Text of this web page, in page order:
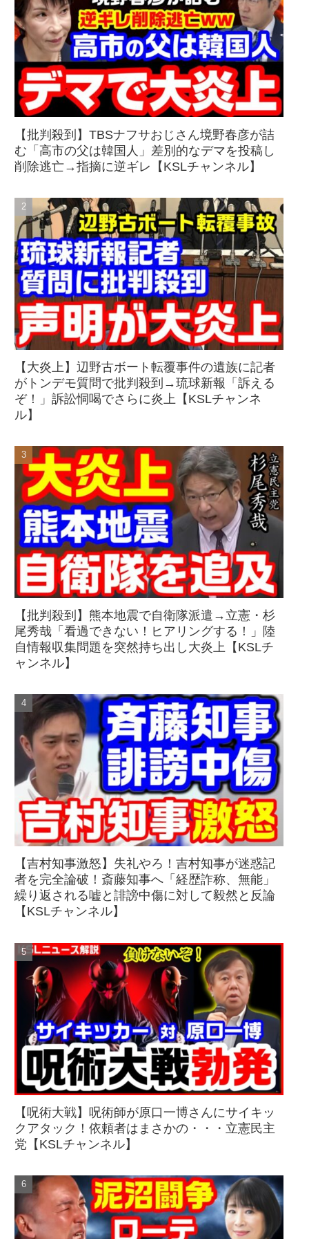
【批判殺到】TBSナフサおじさん境野春彦が詰
む「高市の父は韓国人」差別的なデマを投稿し
削除逃亡→指摘に逆ギレ【KSLチャンネル】
【大炎上】辺野古ボート転覆事件の遺族に記者
がトンデモ質問で批判殺到→琉球新報「訴える
ぞ！」訴訟恫喝でさらに炎上【KSLチャンネ
ル】
【批判殺到】熊本地震で自衛隊派遣→立憲・杉
尾秀哉「看過できない！ヒアリングする！」陸
自情報収集問題を突然持ち出し大炎上【KSLチ
ャンネル】
【吉村知事激怒】失礼やろ！吉村知事が迷惑記
者を完全論破！斎藤知事へ「経歴詐称、無能」
繰り返される嘘と誹謗中傷に対して毅然と反論
【KSLチャンネル】
【呪術大戦】呪術師が原口一博さんにサイキッ
クアタック！依頼者はまさかの・・・立憲民主
党【KSLチャンネル】